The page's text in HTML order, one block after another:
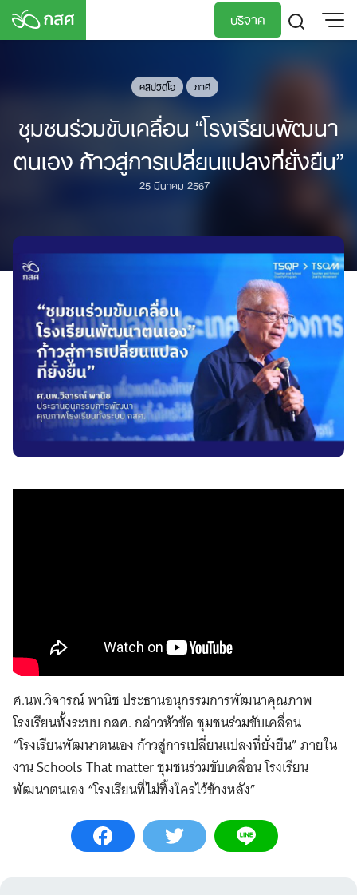
Skip
บริจาค
TH
คลิปวิดีโอ ภาคี
ชุมชนร่วมขับเคลื่อน “โรงเรียนพัฒนา
ตนเอง ก้าวสู่การเปลี่ยนแปลงที่ยั่งยืน”
25 มีนาคม 2567
ศ.นพ.วิจารณ์ พานิช ประธานอนุกรรมการพัฒนาคุณภาพ
โรงเรียนทั้งระบบ กสศ. กล่าวหัวข้อ ชุมชนร่วมขับเคลื่อน
“โรงเรียนพัฒนาตนเอง ก้าวสู่การเปลี่ยนแปลงที่ยั่งยืน” ภายใน
งาน Schools That matter ชุมชนร่วมขับเคลื่อน โรงเรียน
พัฒนาตนเอง “โรงเรียนที่ไม่ทิ้งใครไว้ข้างหลัง”